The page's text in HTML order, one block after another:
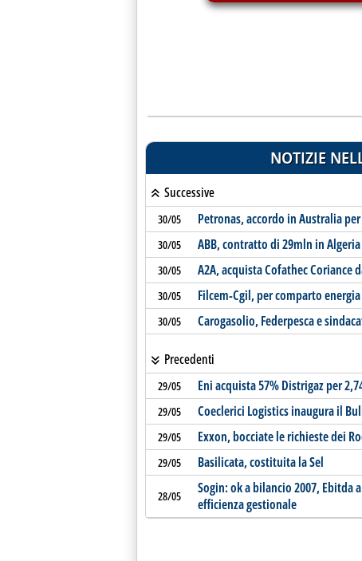
NOTIZIE
Successive
30/05 Petronas, accordo in Australia
30/05 ABB, contratto di 29mln in Algeria
30/05 A2A, acquista Cofathec Coriance
30/05 Filcem-Cgil, per comparto
30/05 Carogasolio, Federpesca e
Precedenti
29/05 Eni acquista 57% Distrigaz per
29/05 Coeclerici Logistics inaugura il
29/05 Exxon, bocciate le richieste dei
29/05 Basilicata, costituita la Sel
28/05
Sogin: ok a bilancio 2007, Ebitda
efficienza gestionale